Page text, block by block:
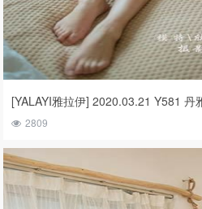
[YALAYI雅拉伊] 2020.03.21 Y581 丹
2809